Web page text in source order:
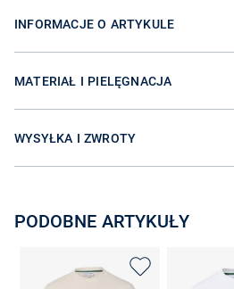
INFORMACJE O ARTYKULE
MATERIAŁ I PIELĘGNACJA
WYSYŁKA I ZWROTY
PODOBNE ARTYKUŁY